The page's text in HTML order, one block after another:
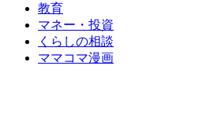
教育
マネー・投資
くらしの相談
ママコマ漫画